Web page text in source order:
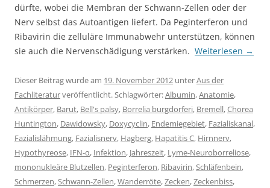
dürfte, wobei die Membran der Schwann-Zellen oder der
Nerv selbst das Autoantigen liefert. Da Peginterferon und
Ribavirin die zelluläre Immunabwehr unterstützen, können
sie auch die Nervenschädigung verstärken. Weiterlesen →
Dieser Beitrag wurde am 19. November 2012 unterAus der
Fachliteraturveröffentlicht. Schlagwörter:Albumin,Anatomie,
Antikörper, Barut, Bell's palsy, Borrelia burgdorferi, Bremell,Chorea
Huntington, Dawidowsky, Doxycyclin, Endemiegebiet, Fazialiskanal,
Fazialislähmung, Fazialisnerv, Hagberg, Hapatitis C, Hirnnerv,
Hypothyreose, IFN-α, Infektion, Jahreszeit, Lyme-Neuroborreliose,
mononukleäre Blutzellen, Peginterferon, Ribavirin,Schläfenbein,
Schmerzen,Schwann-Zellen,Wanderröte,Zecken,Zeckenbiss,